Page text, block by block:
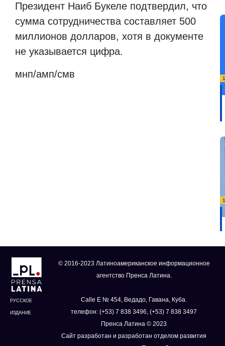
Президент Наиб Букеле подтвердил, что
сумма сотрудничества составляет 500
миллионов долларов, хотя в документе
не указывается цифра.
мнп/амп/смв
РУССКОЕ
ИЗДАНИЕ
© 2016-2023 Латиноамериканское информационное
агентство Пренса Латина.
Calle E № 454, Ведадо, Гавана, Куба.
телефон: (+53) 7 838 3496, (+53) 7 838 3497
Пренса Латина © 2023
Сайт разработан и разработан отделом развития